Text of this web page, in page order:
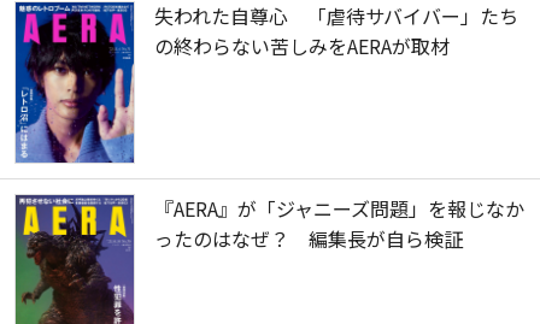
失われた自尊心 「虐待サバイバー」たち
の終わらない苦しみをAERAが取材
『AERA』が「ジャニーズ問題」を報じなか
ったのはなぜ？ 編集長が自ら検証